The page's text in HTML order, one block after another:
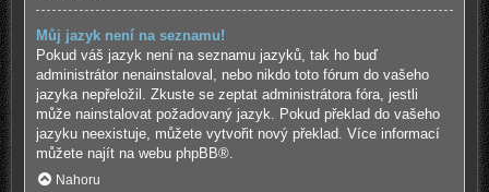
Můj jazyk není na seznamu!
Pokud váš jazyk není na seznamu jazyků, tak ho buď
administrátor nenainstaloval, nebo nikdo toto fórum do vašeho
jazyka nepřeložil. Zkuste se zeptat administrátora fóra, jestli
může nainstalovat požadovaný jazyk. Pokud překlad do vašeho
jazyku neexistuje, můžete vytvořit nový překlad. Více informací
můžete najít na webu phpBB®.
Nahoru